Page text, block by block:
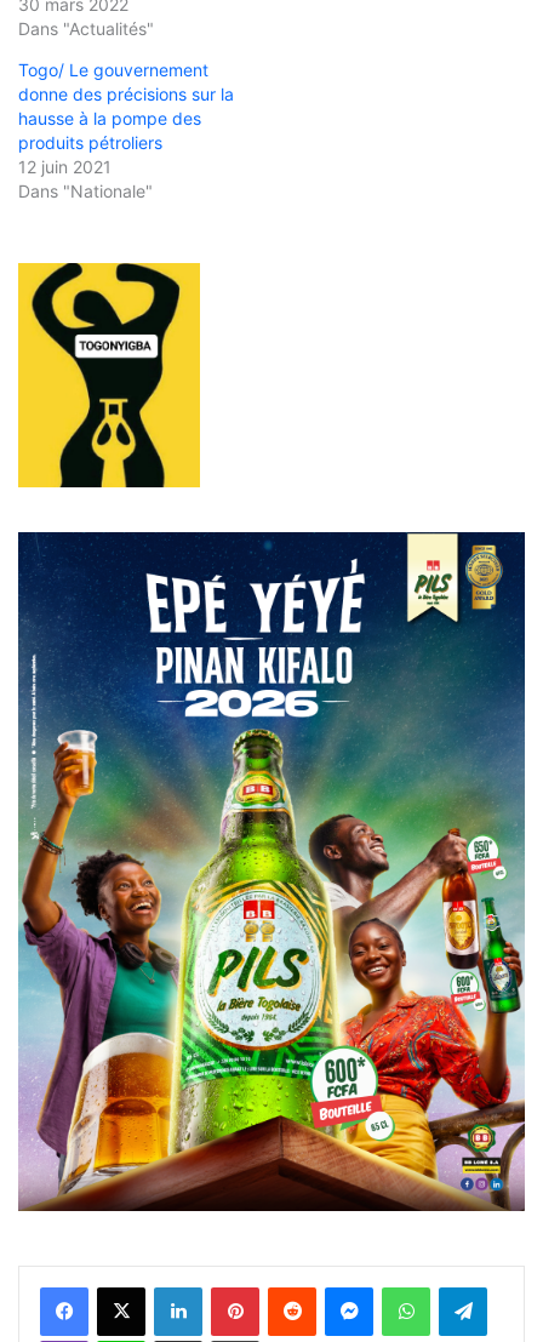
Dans "Actualités"
Togo/ Le gouvernement
donne des précisions sur la
hausse à la pompe des
produits pétroliers
12 juin 2021
Dans "Nationale"
FacebookX Linkedin PinterestReddit MessengerWhatsAppTelegram